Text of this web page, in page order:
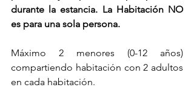
durante la estancia. La Habitación NO
es para una sola persona.
Máximo 2 menores (0-12 años)
compartiendo habitación con 2 adultos
en cada habitación.